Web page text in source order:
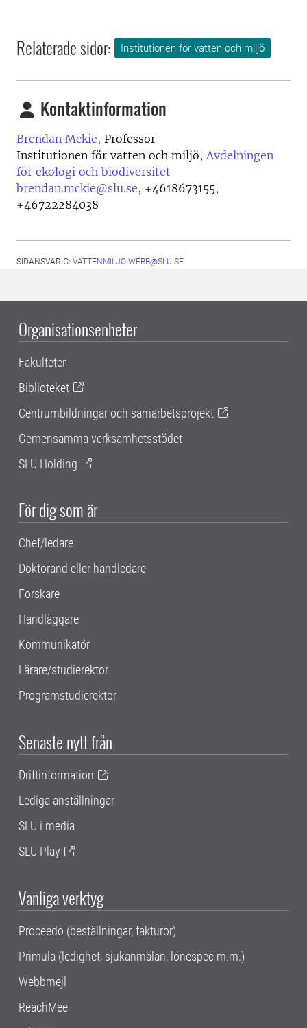
Relaterade sidor: Institutionen för vatten och miljö
Kontaktinformation
Brendan Mckie, Professor
Institutionen för vatten och miljö, Avdelningen
för ekologi och biodiversitet
brendan.mckie@slu.se, +4618673155,
+46722284038
SIDANSVARIG: VATTENMILJO-WEBB@SLU.SE
Organisationsenheter
Fakulteter
Biblioteket
Centrumbildningar och samarbetsprojekt
Gemensamma verksamhetsstödet
SLU Holding
För dig som är
Chef/ledare
Doktorand eller handledare
Forskare
Handläggare
Kommunikatör
Lärare/studierektor
Programstudierektor
Senaste nytt från
Driftinformation
Lediga anställningar
SLU i media
SLU Play
Vanliga verktyg
Proceedo (beställningar, fakturor)
Primula (ledighet, sjukanmälan, lönespec m.m.)
Webbmejl
ReachMee